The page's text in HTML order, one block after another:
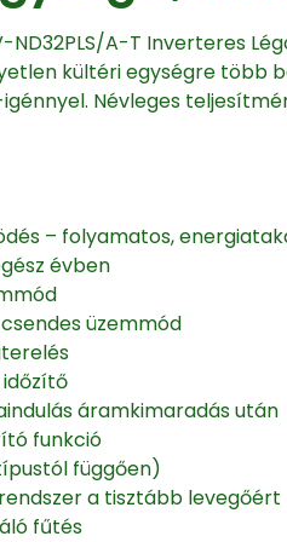
ND32PLS/A-T Inverteres
kültéri egységre több
Névleges
– folyamatos,
évben
üzemmód
áramkimaradás után
funkció
függően)
a tisztább levegőért
fűtés